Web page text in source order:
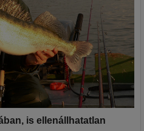
is ellenállhatatlan